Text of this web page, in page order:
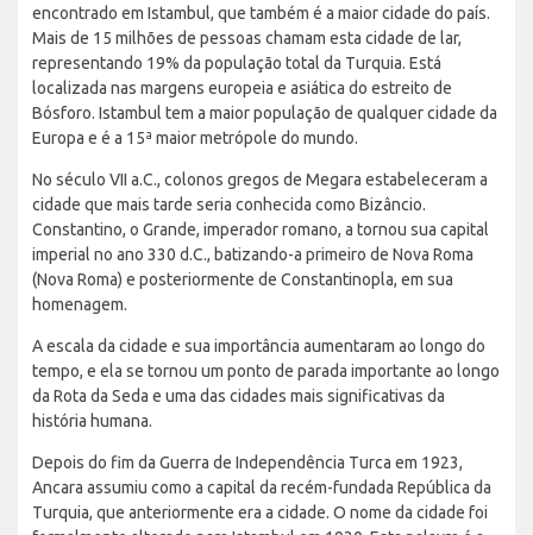
encontrado em Istambul, que também é a maior cidade do país.
Mais de 15 milhões de pessoas chamam esta cidade de lar,
representando 19% da população total da Turquia. Está
localizada nas margens europeia e asiática do estreito de
Bósforo. Istambul tem a maior população de qualquer cidade da
Europa e é a 15ª maior metrópole do mundo.
No século VII a.C., colonos gregos de Megara estabeleceram a
cidade que mais tarde seria conhecida como Bizâncio.
Constantino, o Grande, imperador romano, a tornou sua capital
imperial no ano 330 d.C., batizando-a primeiro de Nova Roma
(Nova Roma) e posteriormente de Constantinopla, em sua
homenagem.
A escala da cidade e sua importância aumentaram ao longo do
tempo, e ela se tornou um ponto de parada importante ao longo
da Rota da Seda e uma das cidades mais significativas da
história humana.
Depois do fim da Guerra de Independência Turca em 1923,
Ancara assumiu como a capital da recém-fundada República da
Turquia, que anteriormente era a cidade. O nome da cidade foi